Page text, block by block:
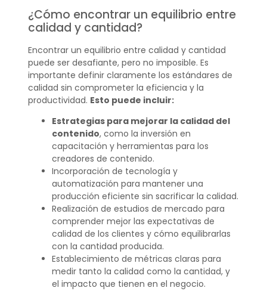
¿Cómo encontrar un equilibrio entre
calidad y cantidad?
Encontrar un equilibrio entre calidad y cantidad
puede ser desafiante, pero no imposible. Es
importante definir claramente los estándares de
calidad sin comprometer la eficiencia y la
productividad. Esto puede incluir:
Estrategias para mejorar la calidad del
contenido, como la inversión en
capacitación y herramientas para los
creadores de contenido.
Incorporación de tecnología y
automatización para mantener una
producción eficiente sin sacrificar la calidad.
Realización de estudios de mercado para
comprender mejor las expectativas de
calidad de los clientes y cómo equilibrarlas
con la cantidad producida.
Establecimiento de métricas claras para
medir tanto la calidad como la cantidad, y
el impacto que tienen en el negocio.